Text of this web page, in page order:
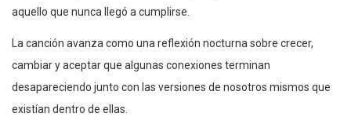
aquello que nunca llegó a cumplirse.
La canción avanza como una reflexión nocturna sobre crecer,
cambiar y aceptar que algunas conexiones terminan
desapareciendo junto con las versiones de nosotros mismos que
existían dentro de ellas.